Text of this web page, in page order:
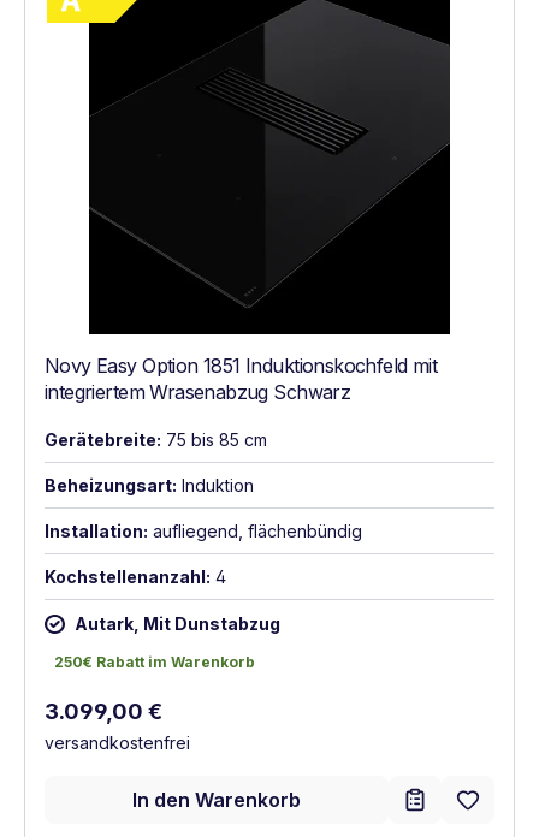
Novy Easy Option 1851 Induktionskochfeld mit
integriertem Wrasenabzug Schwarz
Gerätebreite: 75 bis 85 cm
Beheizungsart: Induktion
Installation: aufliegend, flächenbündig
Kochstellenanzahl: 4
Autark, Mit Dunstabzug
250€ Rabatt im Warenkorb
250€ Rabatt im Warenkorb
Regulärer Preis:
3.099,00 €
versandkostenfrei
In den Warenkorb